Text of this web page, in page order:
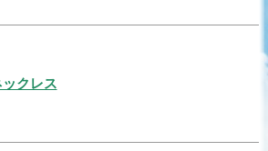
ックレス